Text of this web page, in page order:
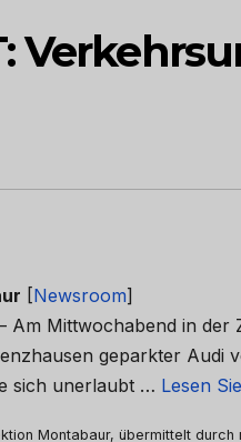
[Newsroom]
Am Mittwochabend in
geparkter Audi
sich unerlaubt … Lesen
Montabaur, übermittelt durch